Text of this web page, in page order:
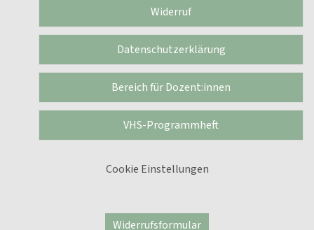
Widerruf
Datenschutzerklärung
Bereich für Dozent:innen
VHS-Programmheft
Cookie Einstellungen
Widerrufsformular